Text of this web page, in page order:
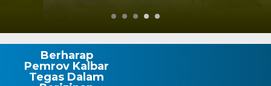
Berharap
Pemrov Kalbar
Tegas Dalam